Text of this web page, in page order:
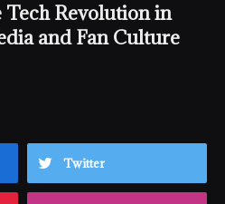
Revolution in
and Fan Culture
Twitter